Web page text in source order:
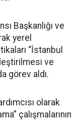
Başkanlığı ve
yerel
“İstanbul
ve
görev aldı.
olarak
çalışmalarının